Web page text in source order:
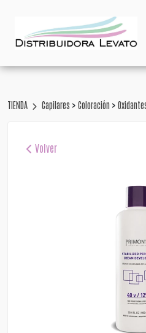
TIENDA Capilares > Coloración >
Volver